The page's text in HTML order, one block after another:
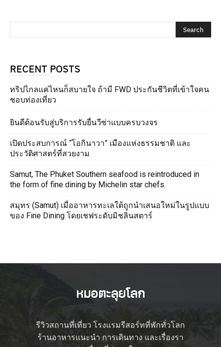
RECENT POSTS
ทริปไกลแค่ไหนก็สบายใจ ถ้ามี FWD ประกันชีวิตที่เข้าใจคน
ชอบท่องเที่ยว
ยินดีต้อนรับสู่บริการรับยื่นวีซ่าแบบครบวงจร
เปิดประสบการณ์ “โอกินาวา” เมืองแห่งธรรมชาติ และ
ประวัติศาสตร์ที่สวยงาม
Samut, The Phuket Southern seafood is reintroduced in
the form of fine dining by Michelin star chefs.
สมุทร (Samut) เมื่ออาหารทะเลใต้ถูกนำเสนอใหม่ในรูปแบบ
ของ Fine Dining โดยเชฟระดับมิชลินสตาร์
รีวิวสถานที่เที่ยว โรงแรมรีสอร์ทที่พักทั่วโลก
ร้านอาหารแนะนำ การเดินทาง และเรื่องรา